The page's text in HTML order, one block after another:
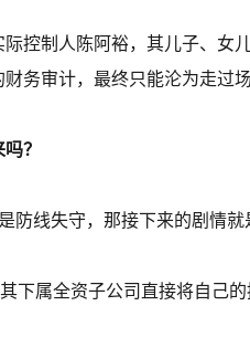
控制人陈阿裕，其儿子、女
务审计，最终只能沦为走过场
？
防线失守，那接下来的剧情就
下属全资子公司直接将自己